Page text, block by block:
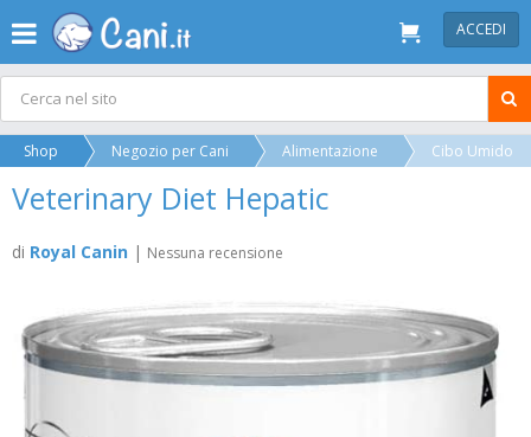
ACCEDI
Shop Negozio per Cani Alimentazione Cibo Umido
Veterinary Diet Hepatic
di Royal Canin | Nessuna recensione